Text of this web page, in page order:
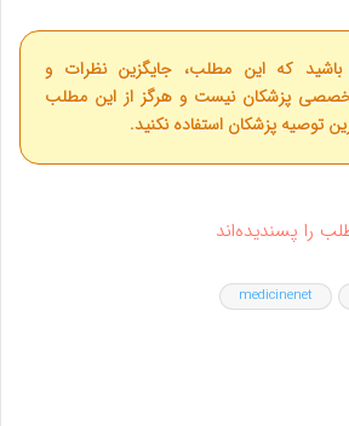
باشید که این مطلب، جایگزین نظرات و
پزشکان نیست و هرگز از این مطلب
توصیه پزشکان استفاده نکنید.
medicinenet